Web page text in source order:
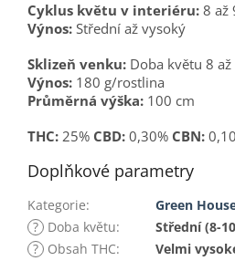
Cyklus květu v interiéru: 8 až
Výnos: Střední až vysoký
Sklizeň venku: Doba květu 8
Výnos: 180 g/rostlina
Průměrná výška: 100 cm
THC: 25% CBD: 0,30% CBN:
Doplňkové parametry
Kategorie:
Green
? Doba květu:
Střední (8-
? Obsah THC:
Velmi